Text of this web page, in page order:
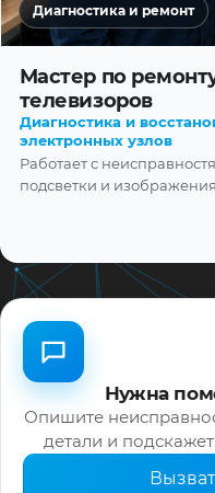
Диагностика и ремонт
Мастер по
телевизоров
Диагностика и
электронных узлов
Работает с
подсветки и изображения.
Нужна
Опишите
детали и